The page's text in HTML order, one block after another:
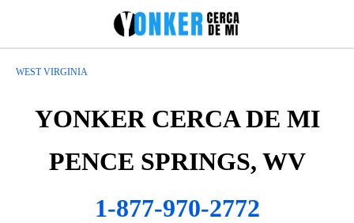
WEST VIRGINIA
YONKER CERCA DE MI
PENCE SPRINGS, WV
1-877-970-2772